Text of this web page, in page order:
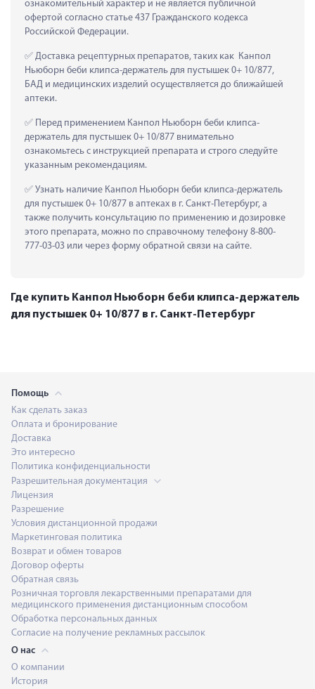
ознакомительный характер и не является публичной
офертой согласно статье 437 Гражданского кодекса
Российской Федерации.
Доставка рецептурных препаратов, таких как  Канпол
Ньюборн беби клипса-держатель для пустышек 0+ 10/877,
БАД и медицинских изделий осуществляется до ближайшей
аптеки.
Перед применением Канпол Ньюборн беби клипса-
держатель для пустышек 0+ 10/877 внимательно
ознакомьтесь с инструкцией препарата и строго следуйте
указанным рекомендациям.
Узнать наличие Канпол Ньюборн беби клипса-держатель
для пустышек 0+ 10/877 в аптеках в г. Санкт-Петербург, а
также получить консультацию по применению и дозировке
этого препарата, можно по справочному телефону 8-800-
777-03-03 или через форму обратной связи на сайте.
Где купить Канпол Ньюборн беби клипса-держатель
для пустышек 0+ 10/877 в г. Санкт-Петербург
Помощь
Как сделать заказ
Оплата и бронирование
Доставка
Это интересно
Политика конфиденциальности
Разрешительная документация
Лицензия
Разрешение
Условия дистанционной продажи
Маркетинговая политика
Возврат и обмен товаров
Договор оферты
Обратная связь
Розничная торговля лекарственными препаратами для
медицинского применения дистанционным способом
Обработка персональных данных
Согласие на получение рекламных рассылок
О нас
О компании
История